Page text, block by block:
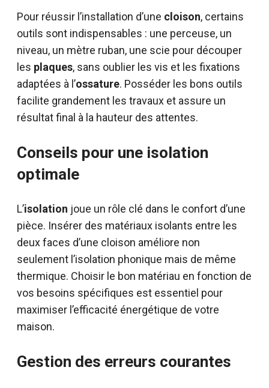
Pour réussir l’installation d’une cloison, certains
outils sont indispensables : une perceuse, un
niveau, un mètre ruban, une scie pour découper
les plaques, sans oublier les vis et les fixations
adaptées à l’ossature. Posséder les bons outils
facilite grandement les travaux et assure un
résultat final à la hauteur des attentes.
Conseils pour une isolation
optimale
L’isolation joue un rôle clé dans le confort d’une
pièce. Insérer des matériaux isolants entre les
deux faces d’une cloison améliore non
seulement l’isolation phonique mais de même
thermique. Choisir le bon matériau en fonction de
vos besoins spécifiques est essentiel pour
maximiser l’efficacité énergétique de votre
maison.
Gestion des erreurs courantes